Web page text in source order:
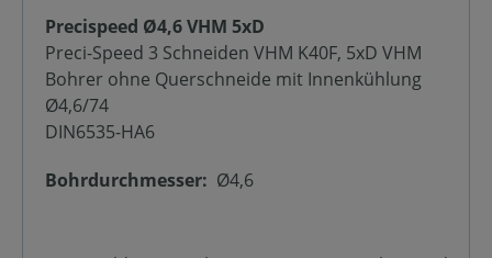
Precispeed Ø4,6 VHM 5xD
Preci-Speed 3 Schneiden VHM K40F, 5xD VHM
Bohrer ohne Querschneide mit Innenkühlung
Ø4,6/74
DIN6535-HA6
Bohrdurchmesser: Ø4,6